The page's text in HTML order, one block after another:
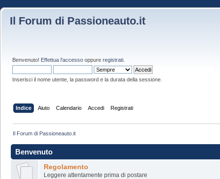
Il Forum di Passioneauto.it
Benvenuto! Effettua l'accesso oppure registrati
Inserisci il nome utente, la password e la durata della sessione.
Indice Aiuto Calendario Accedi Registrati
Il Forum di Passioneauto.it
Benvenuto
Regolamento
Leggere attentamente prima di postare